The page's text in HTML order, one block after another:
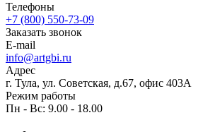
Телефоны
+7 (800) 550-73-09
Заказать звонок
E-mail
info@artgbi.ru
Адрес
г. Тула, ул. Советская, д.67, офис 403А
Режим работы
Пн - Вс: 9.00 - 18.00